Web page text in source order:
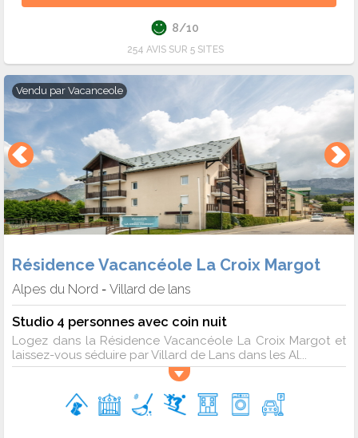
8/10
254 AVIS SUR 5 SITES
Vendu par Vacanceole
Résidence Vacancéole La Croix Margot
Alpes du Nord - Villard de lans
Studio 4 personnes avec coin nuit
Logez dans la Résidence Vacancéole La Croix Margot et
laissez-vous séduire par Villard de Lans dans les Al...